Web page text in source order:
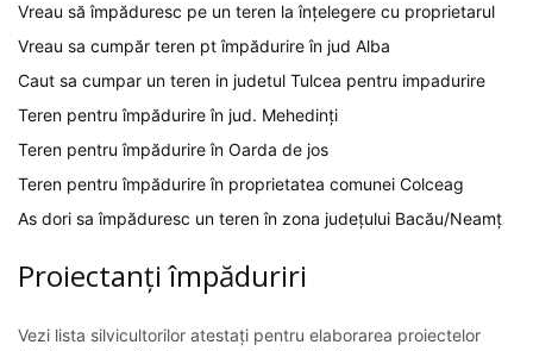
Vreau să împăduresc pe un teren la înțelegere cu proprietarul
Vreau sa cumpăr teren pt împădurire în jud Alba
Caut sa cumpar un teren in judetul Tulcea pentru impadurire
Teren pentru împădurire în jud. Mehedinți
Teren pentru împădurire în Oarda de jos
Teren pentru împădurire în proprietatea comunei Colceag
As dori sa împăduresc un teren în zona județului Bacău/Neamț
Proiectanți împăduriri
Vezi lista silvicultorilor atestați pentru elaborarea proiectelor